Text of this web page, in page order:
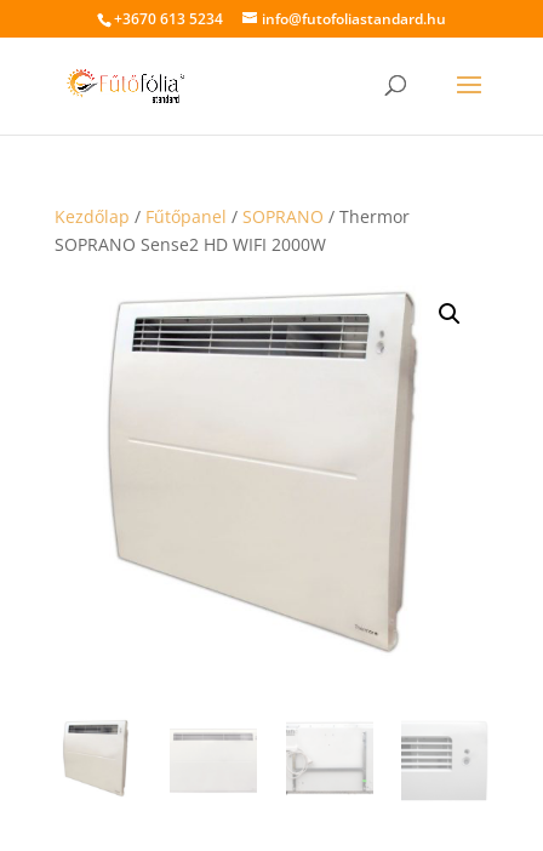
+3670 613 5234 info@futofoliastandard.hu
Kezdőlap / Fűtőpanel / SOPRANO / Thermor
SOPRANO Sense2 HD WIFI 2000W